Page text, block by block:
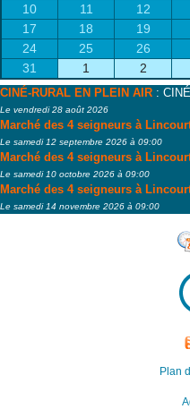
10
11 12
17
18 19
24
25 26
31
1 2
CINÉ-RURAL EN PLEIN AIR :
Le vendredi 28 août 2026
Marché des 4 seigneurs à
Le samedi 12 septembre 2026 à 09:00
Marché des 4 seigneurs à
Le samedi 10 octobre 2026 à 09:00
Marché des 4 seigneurs à
Le samedi 14 novembre 2026 à 09:00
Plan